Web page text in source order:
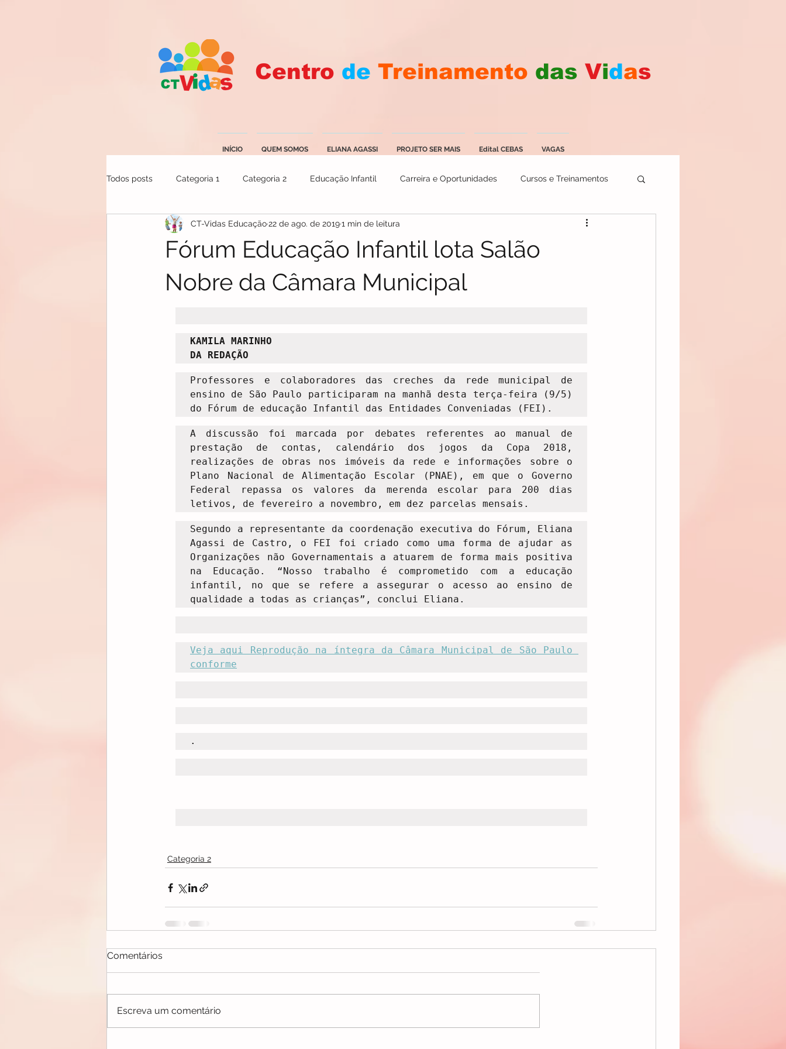
Centro de Treinamento das Vidas
INÍCIO QUEM SOMOS ELIANA AGASSI PROJETO SER MAIS Edital CEBAS VAGAS
Todos posts Categoria 1 Categoria 2 Educação Infantil Carreira e Oportunidades Cursos e Treinamentos
Fórum Educação Infantil lota Salão
Nobre da Câmara Municipal
CT-Vidas Educação22 de ago. de 20191 min de leitura
KAMILA MARINHO
DA REDAÇÃO
Professores e colaboradores das creches da rede municipal de
ensino de São Paulo participaram na manhã desta terça-feira (9/5)
do Fórum de educação Infantil das Entidades Conveniadas (FEI).
A discussão foi marcada por debates referentes ao manual de
prestação de contas, calendário dos jogos da Copa 2018,
realizações de obras nos imóveis da rede e informações sobre o
Plano Nacional de Alimentação Escolar (PNAE), em que o Governo
Federal repassa os valores da merenda escolar para 200 dias
letivos, de fevereiro a novembro, em dez parcelas mensais.
Segundo a representante da coordenação executiva do Fórum, Eliana
Agassi de Castro, o FEI foi criado como uma forma de ajudar as
Organizações não Governamentais a atuarem de forma mais positiva
na Educação. “Nosso trabalho é comprometido com a educação
infantil, no que se refere a assegurar o acesso ao ensino de
qualidade a todas as crianças”, conclui Eliana.
Veja aqui Reprodução na íntegra da Câmara Municipal de São Paulo
conforme
.
Categoria 2
Comentários
Escreva um comentário